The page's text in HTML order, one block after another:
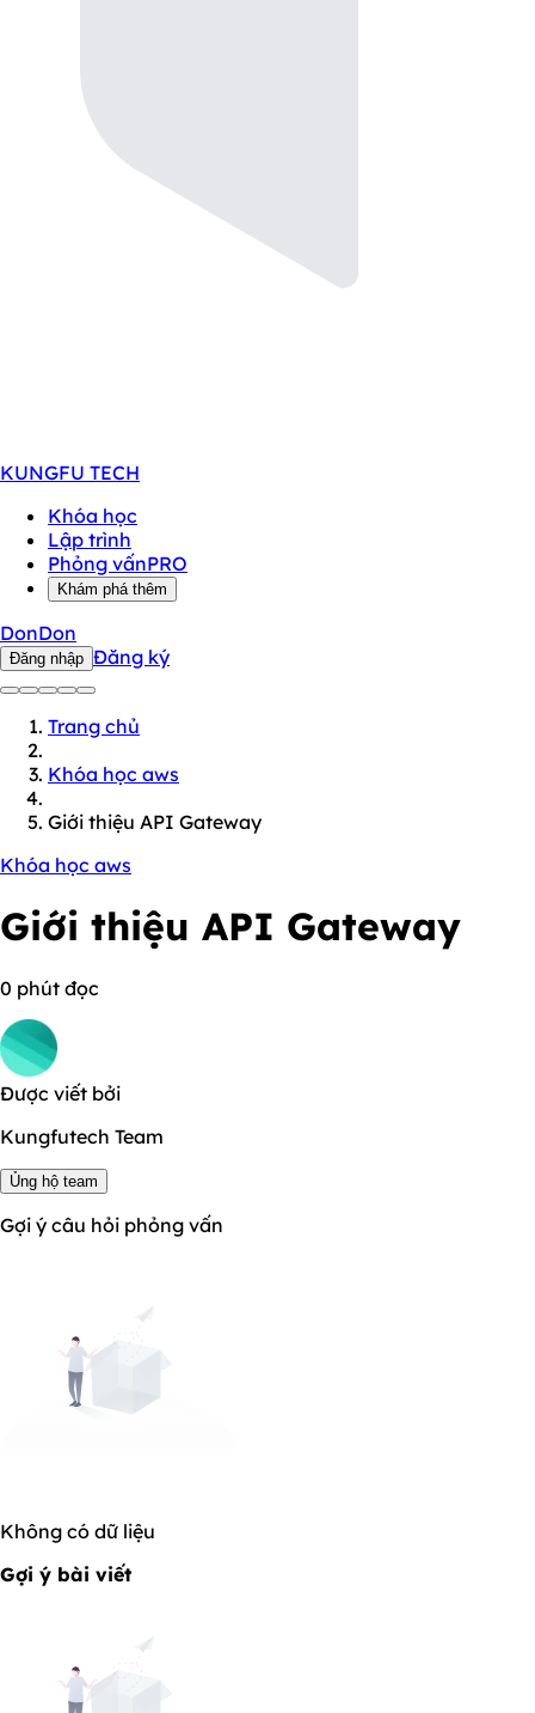
KUNGFU TECH
Khóa học
Lập trình
Phỏng vấnPRO
Khám phá thêm
DonDon
Đăng nhập Đăng ký
Trang chủ
Khóa học aws
Giới thiệu API Gateway
Khóa học aws
Giới thiệu API Gateway
0 phút đọc
Được viết bởi
Kungfutech Team
Ủng hộ team
Gợi ý câu hỏi phỏng vấn
Không có dữ liệu
Gợi ý bài viết